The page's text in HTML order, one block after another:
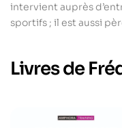
intervient auprès
sportifs ; il est aussi
Livres de